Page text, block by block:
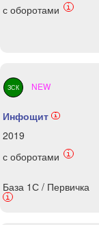
с оборотами
i
ЗСК NEW
Инфощит i
2019
с оборотами
i
База 1С / Первичка
i